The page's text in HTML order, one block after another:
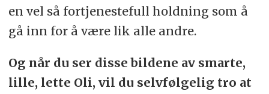
en vel så fortjenestefull holdning som å
gå inn for å være lik alle andre.
Og når du ser disse bildene av smarte,
lille, lette Oli, vil du selvfølgelig tro at